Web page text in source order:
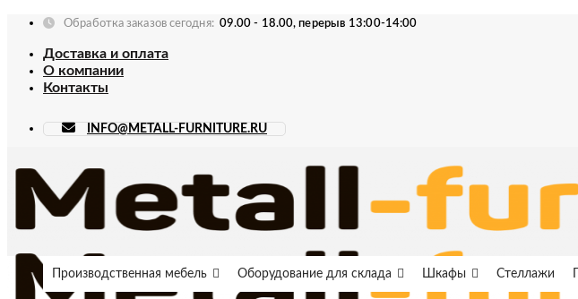
Skip
content
Обработка заказов сегодня: 09.00 - 18.00, перерыв 13:00-14:00
Доставка и оплата
О компании
Контакты
INFO@METALL-FURNITURE.RU
Производственная мебель Оборудование для склада Шкафы Стеллажи